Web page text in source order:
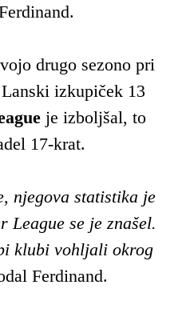
drugo sezono pri
izkupiček 13
je izboljšal, to
17-krat.
njegova statistika je
League se je znašel.
klubi vohljali okrog
Ferdinand.